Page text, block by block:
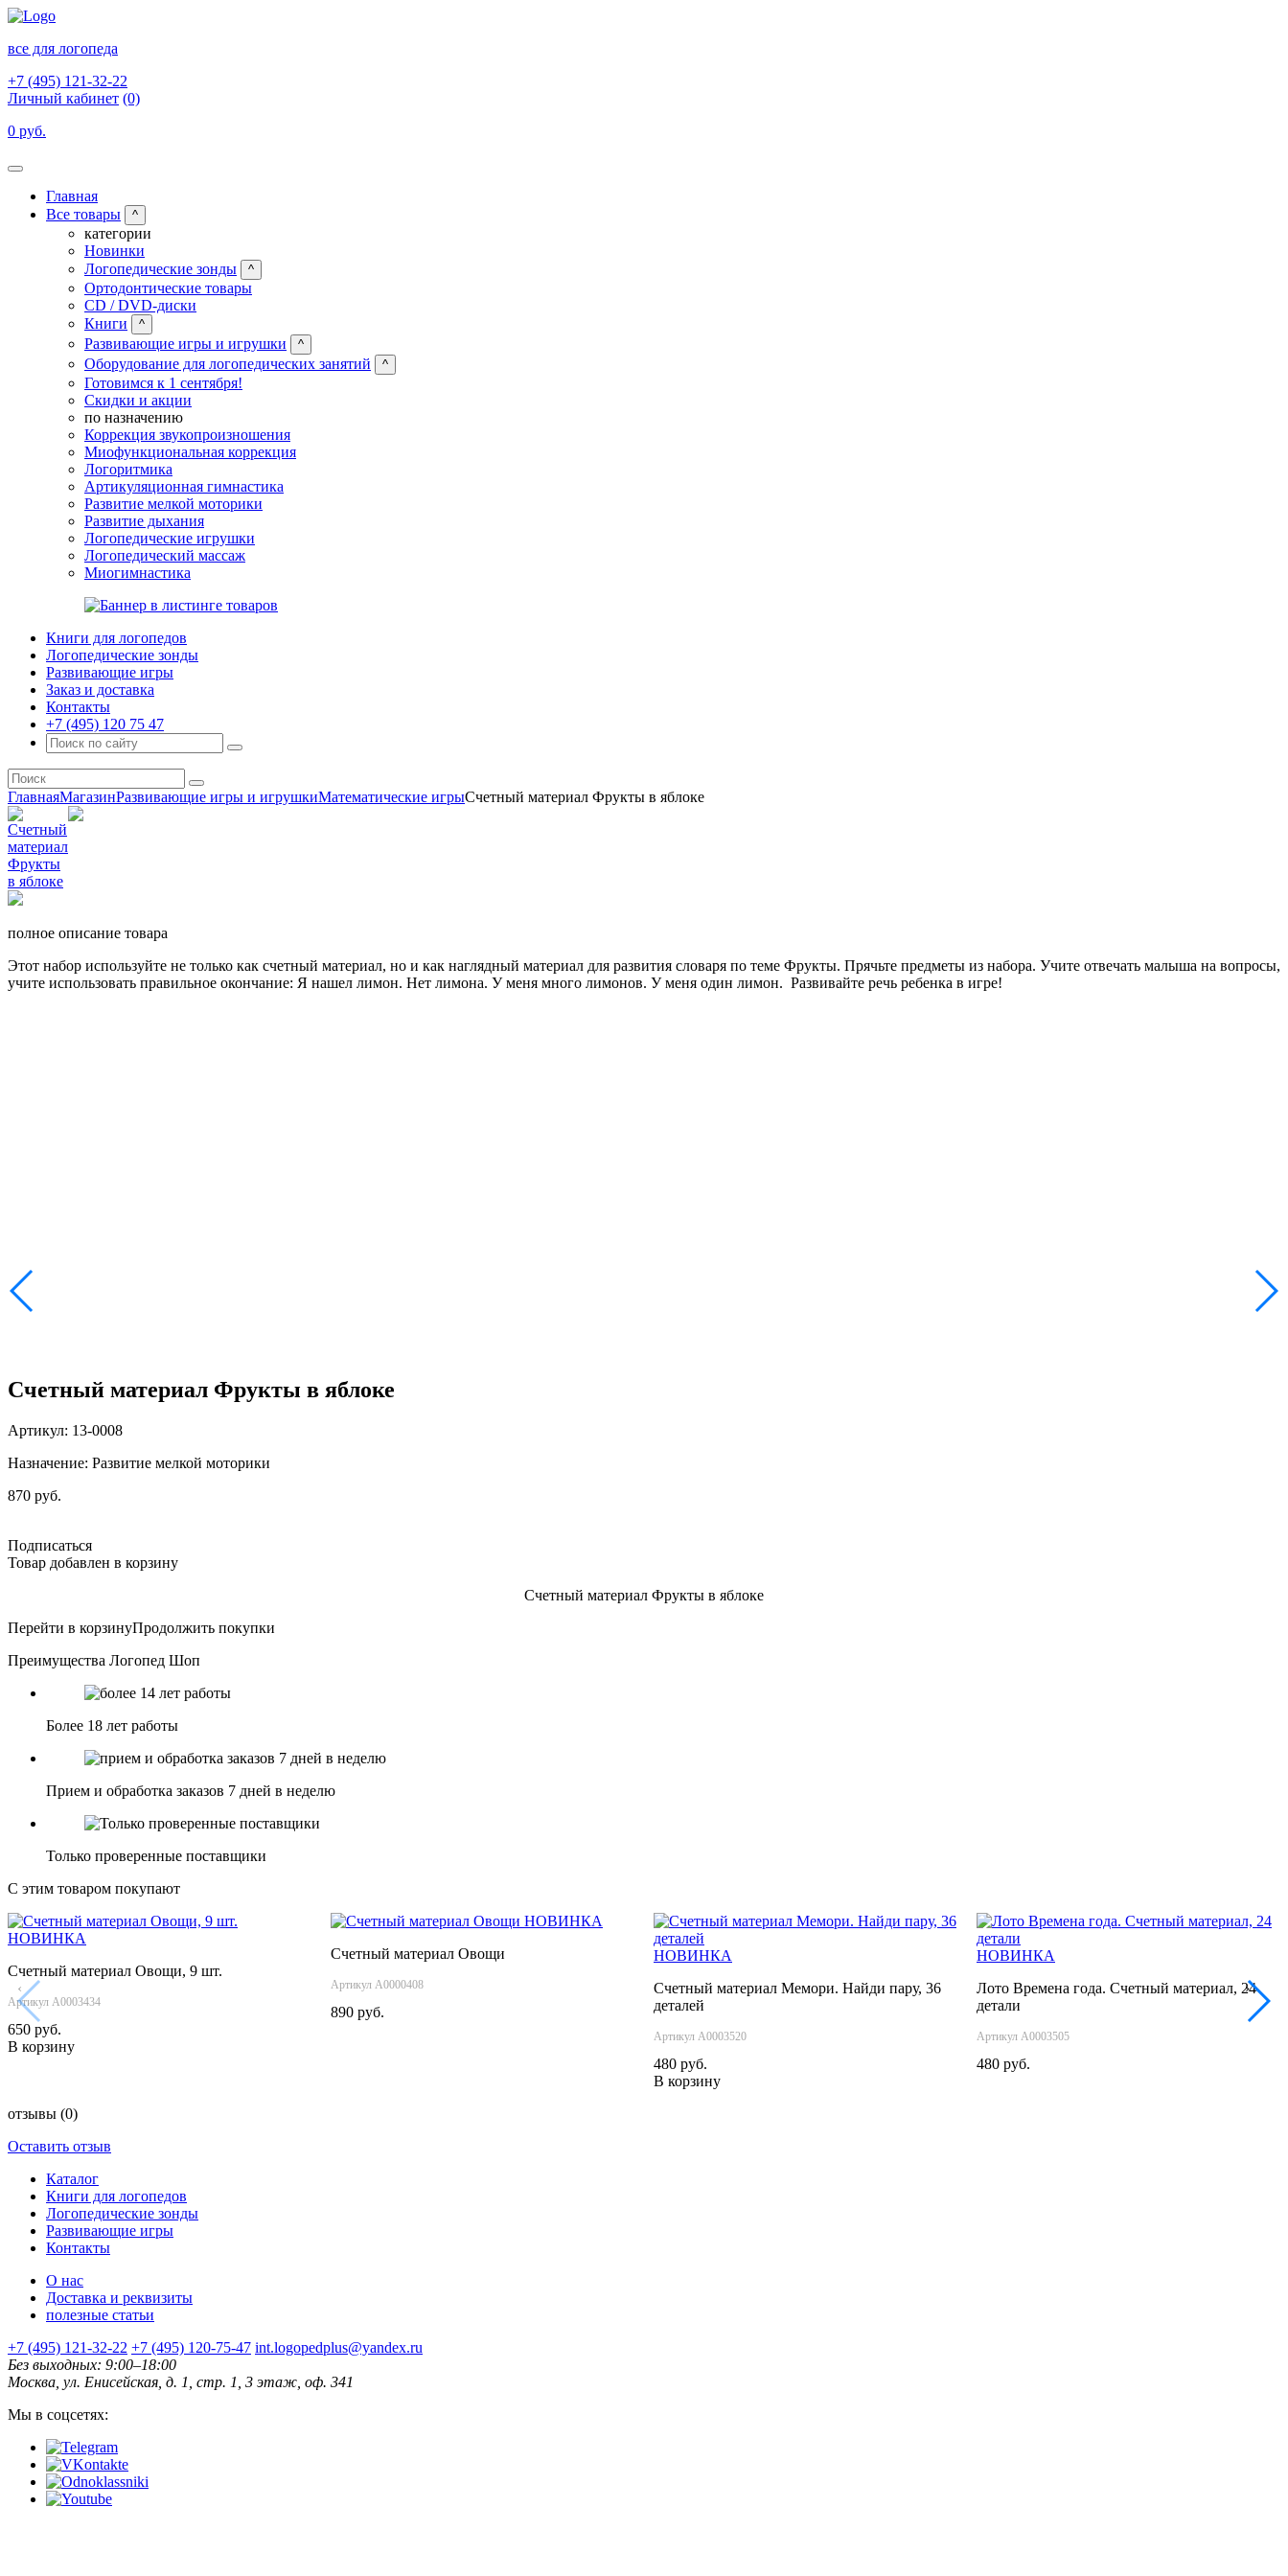
все для логопеда
+7 (495) 121-32-22
Личный кабинет (0)
0 руб.
Главная
Все товары
^
категории
Новинки
Логопедические зонды
^
Ортодонтические товары
CD / DVD-диски
Книги
^
Развивающие игры и игрушки ^
Оборудование для логопедических занятий ^
Готовимся к 1 сентября!
Скидки и акции
по назначению
Коррекция звукопроизношения
Миофункциональная коррекция
Логоритмика
Артикуляционная гимнастика
Развитие мелкой моторики
Развитие дыхания
Логопедические игрушки
Логопедический массаж
Миогимнастика
Книги для логопедов
Логопедические зонды
Развивающие игры
Заказ и доставка
Контакты
+7 (495) 120 75 47
ГлавнаяМагазинРазвивающие игры и игрушкиМатематические игрыСчетный материал Фрукты в яблоке
полное описание товара
Этот набор используйте не только как счетный материал, но и как наглядный материал для развития словаря по теме Фрукты. Прячьте предметы из набора. Учите отвечать малыша на вопросы,
учите использовать правильное окончание: Я нашел лимон. Нет лимона. У меня много лимонов. У меня один лимон. Развивайте речь ребенка в игре!
Счетный материал Фрукты в яблоке
Артикул: 13-0008
Назначение: Развитие мелкой моторики
870 руб.
Подписаться
Товар добавлен в корзину
Счетный материал Фрукты в яблоке
Перейти в корзинуПродолжить покупки
Преимущества Логопед Шоп
Более 18 лет работы
Прием и обработка заказов 7 дней в неделю
Только проверенные поставщики
С этим товаром покупают
НОВИНКА
Счетный материал Овощи, 9 шт.
Артикул А0003434
650 руб.
В корзину
НОВИНКА
Счетный материал Овощи
Артикул А0000408
890 руб.
НОВИНКА
Счетный материал Мемори. Найди пару, 36
деталей
Артикул А0003520
480 руб.
В корзину
НОВИНКА
Лото Времена года. Счетный материал, 24
детали
Артикул А0003505
480 руб.
‹ ›
отзывы (0)
Оставить отзыв
Каталог
Книги для логопедов
Логопедические зонды
Развивающие игры
Контакты
О нас
Доставка и реквизиты
полезные статьи
+7 (495) 121-32-22 +7 (495) 120-75-47 int.logopedplus@yandex.ru
Без выходных: 9:00–18:00
Москва, ул. Енисейская, д. 1, стр. 1, 3 этаж, оф. 341
Мы в соцсетях: